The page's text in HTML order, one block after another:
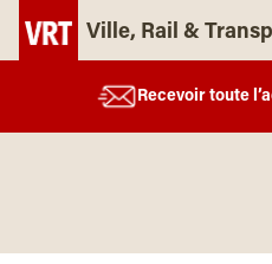
Ville, Rail &
Recevoir toute